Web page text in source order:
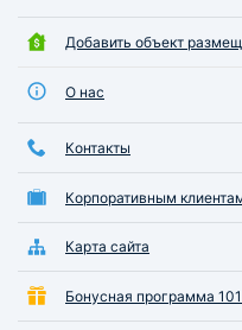
Добавить объект
О нас
Контакты
Корпоративным
Карта сайта
Бонусная программа